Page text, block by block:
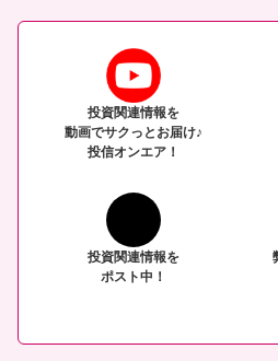
投資関連情報を
動画でサクっとお届け♪
投信オンエア！
投資関連情報を
ポスト中！